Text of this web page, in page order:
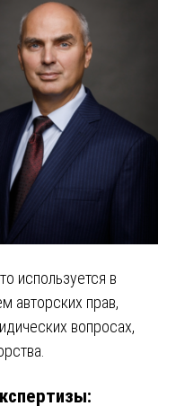
используется в
авторских прав,
вопросах,